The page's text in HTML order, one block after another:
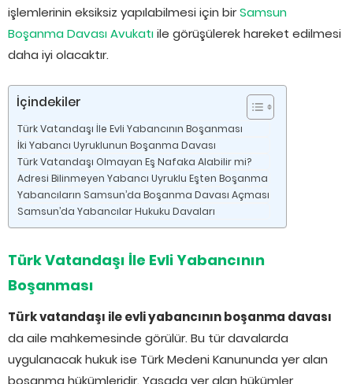
işlemlerinin eksiksiz yapılabilmesi için birSamsun
Boşanma Davası Avukatıile görüşülerek hareket edilmesi
daha iyi olacaktır.
İçindekiler
Türk Vatandaşı İle Evli Yabancının Boşanması
İki Yabancı Uyruklunun Boşanma Davası
Türk Vatandaşı Olmayan Eş Nafaka Alabilir mi?
Adresi Bilinmeyen Yabancı Uyruklu Eşten Boşanma
Yabancıların Samsun’da Boşanma Davası Açması
Samsun’da Yabancılar Hukuku Davaları
Türk Vatandaşı İle Evli Yabancının
Boşanması
Türk vatandaşı ile evli yabancının boşanma davası
da aile mahkemesinde görülür. Bu tür davalarda
uygulanacak hukuk ise Türk Medeni Kanununda yer alan
boşanma hükümleridir. Yasada yer alan hükümler